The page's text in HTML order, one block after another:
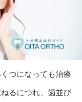
つになっても治療
るにつれ、歯並び